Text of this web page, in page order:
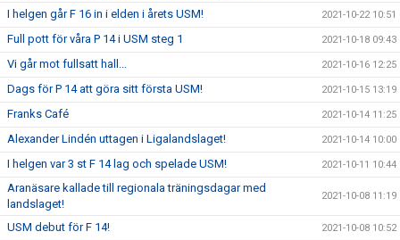
I helgen går F 16 in i elden i årets USM! 2021-10-22 10:51
Full pott för våra P 14 i USM steg 1 2021-10-18 09:43
Vi går mot fullsatt hall... 2021-10-16 12:25
Dags för P 14 att göra sitt första USM! 2021-10-15 13:19
Franks Café 2021-10-14 11:25
Alexander Lindén uttagen i Ligalandslaget! 2021-10-14 10:00
I helgen var 3 st F 14 lag och spelade USM! 2021-10-11 10:44
Aranäsare kallade till regionala träningsdagar med
landslaget!
2021-10-08 11:19
USM debut för F 14! 2021-10-08 10:52